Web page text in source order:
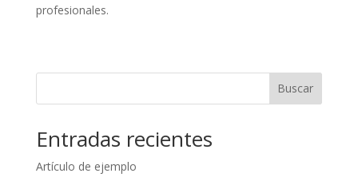
profesionales.
Buscar
Entradas recientes
Artículo de ejemplo